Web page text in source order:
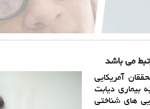
می باشد
آمریكایی
دیابت
های شناختی